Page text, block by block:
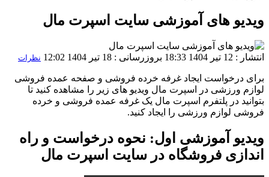
ویدیو های آموزشی سایت اسپرت مال
انتشار : 12 تیر 1404 18:33 بروزرسانی : 18 تیر 1404 12:02 نظرات
برای درخواست ایجاد غرفه خرده فروشی و صفحه عمده فروشی
لوازم ورزشی در اسپرت مال ویدیو های زیر را مشاهده کنید تا
بتوانید در پلتفرم اسپرت مال یک غرفه عمده فروشی و خرده
فروشی لوازم ورزشی را ایجاد کنید.
ویدیو آموزشی اول: نحوه درخواست و راه
اندازی فروشگاه در سایت اسپرت مال